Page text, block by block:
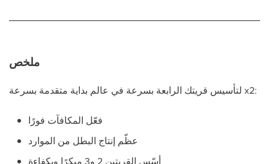
ملخص
لتأسيس قريتك الرابعة بسرعة في عالم بداية متقدمة بسرعة x2:
فعّل المكافآت فورًا
عظّم إنتاج البطل من الموارد
أسّس القريتين 2 و3 مبكرًا وبكفاءة